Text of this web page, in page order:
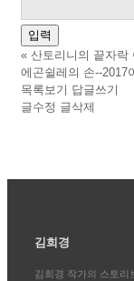
« 산토리니의 끝자락
에곤쉴레의 손--2017
목록보기 답글쓰기
글수정 글삭제
김희경
김희경 작가의 스토리